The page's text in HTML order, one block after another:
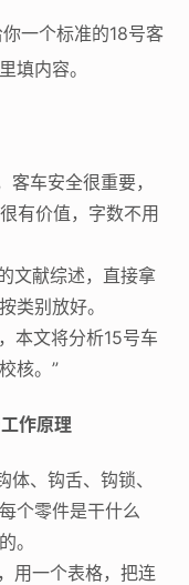
一个标准的18号客
填内容。
客车安全很重要，
有价值，字数不用
文献综述，直接拿
类别放好。
本文将分析15号车
核。”
作原理
体、钩舌、钩锁、
个零件是干什么
。
用一个表格，把连